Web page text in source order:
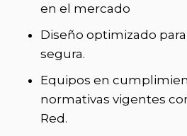
en el mercado
Diseño optimizado
segura.
Equipos en
normativas vigentes
Red.